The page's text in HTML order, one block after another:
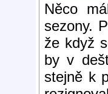
Něco
sezony.
že když
by v
stejně k